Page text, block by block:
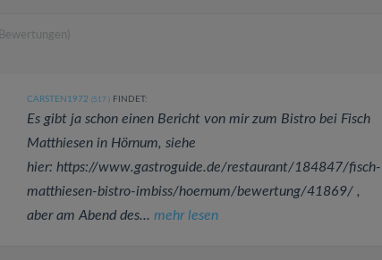
Bewertungen)
CARSTEN1972 (517 )FINDET:
Es gibt ja schon einen Bericht von mir zum Bistro bei Fisch
Matthiesen in Hörnum, siehe
hier: https://www.gastroguide.de/restaurant/184847/fisch-
matthiesen-bistro-imbiss/hoernum/bewertung/41869/ ,
aber am Abend des... mehr lesen